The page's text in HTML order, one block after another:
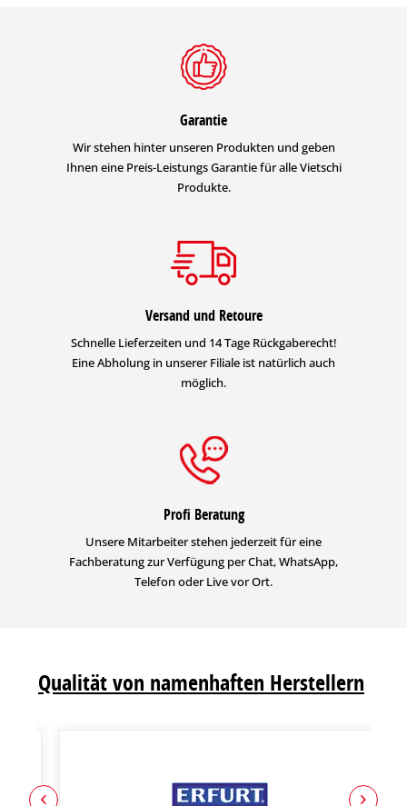
Garantie
Wir stehen hinter unseren Produkten und geben
Ihnen eine Preis-Leistungs Garantie für alle Vietschi
Produkte.
Versand und Retoure
Schnelle Lieferzeiten und 14 Tage Rückgaberecht!
Eine Abholung in unserer Filiale ist natürlich auch
möglich.
Profi Beratung
Unsere Mitarbeiter stehen jederzeit für eine
Fachberatung zur Verfügung per Chat, WhatsApp,
Telefon oder Live vor Ort.
Qualität von namenhaften Herstellern